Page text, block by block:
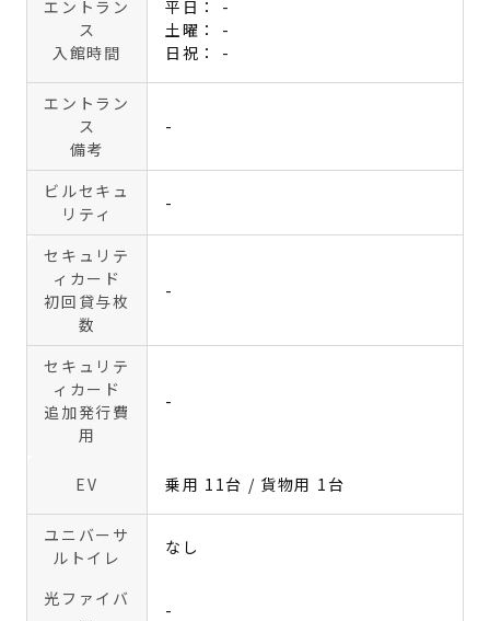
エントラン
ス
入館時間
平日： -
土曜： -
日祝： -
エントラン
ス
備考
-
ビルセキュ
リティ
-
セキュリテ
ィカード
初回貸与枚
数
-
セキュリテ
ィカード
追加発行費
用
-
EV 乗用 11台 / 貨物用 1台
ユニバーサ
ルトイレ
なし
光ファイバ
-